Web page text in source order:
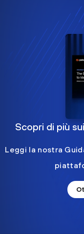
Scopri di più
Leggi la nostra